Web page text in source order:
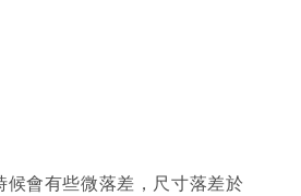
會有些微落差，尺寸落差於